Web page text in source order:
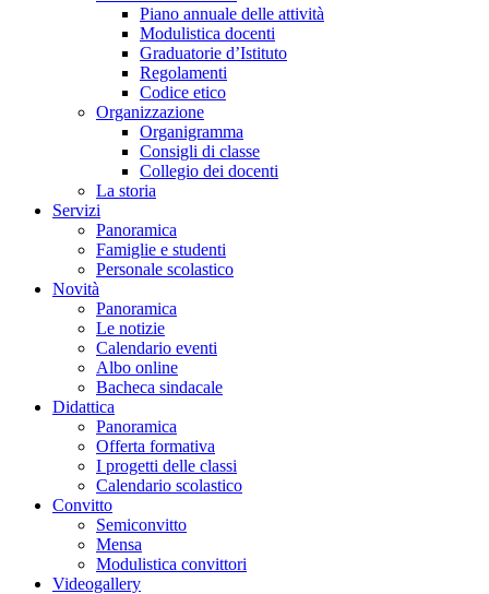
Piano annuale delle attività
Modulistica docenti
Graduatorie d’Istituto
Regolamenti
Codice etico
Organizzazione
Organigramma
Consigli di classe
Collegio dei docenti
La storia
Servizi
Panoramica
Famiglie e studenti
Personale scolastico
Novità
Panoramica
Le notizie
Calendario eventi
Albo online
Bacheca sindacale
Didattica
Panoramica
Offerta formativa
I progetti delle classi
Calendario scolastico
Convitto
Semiconvitto
Mensa
Modulistica convittori
Videogallery